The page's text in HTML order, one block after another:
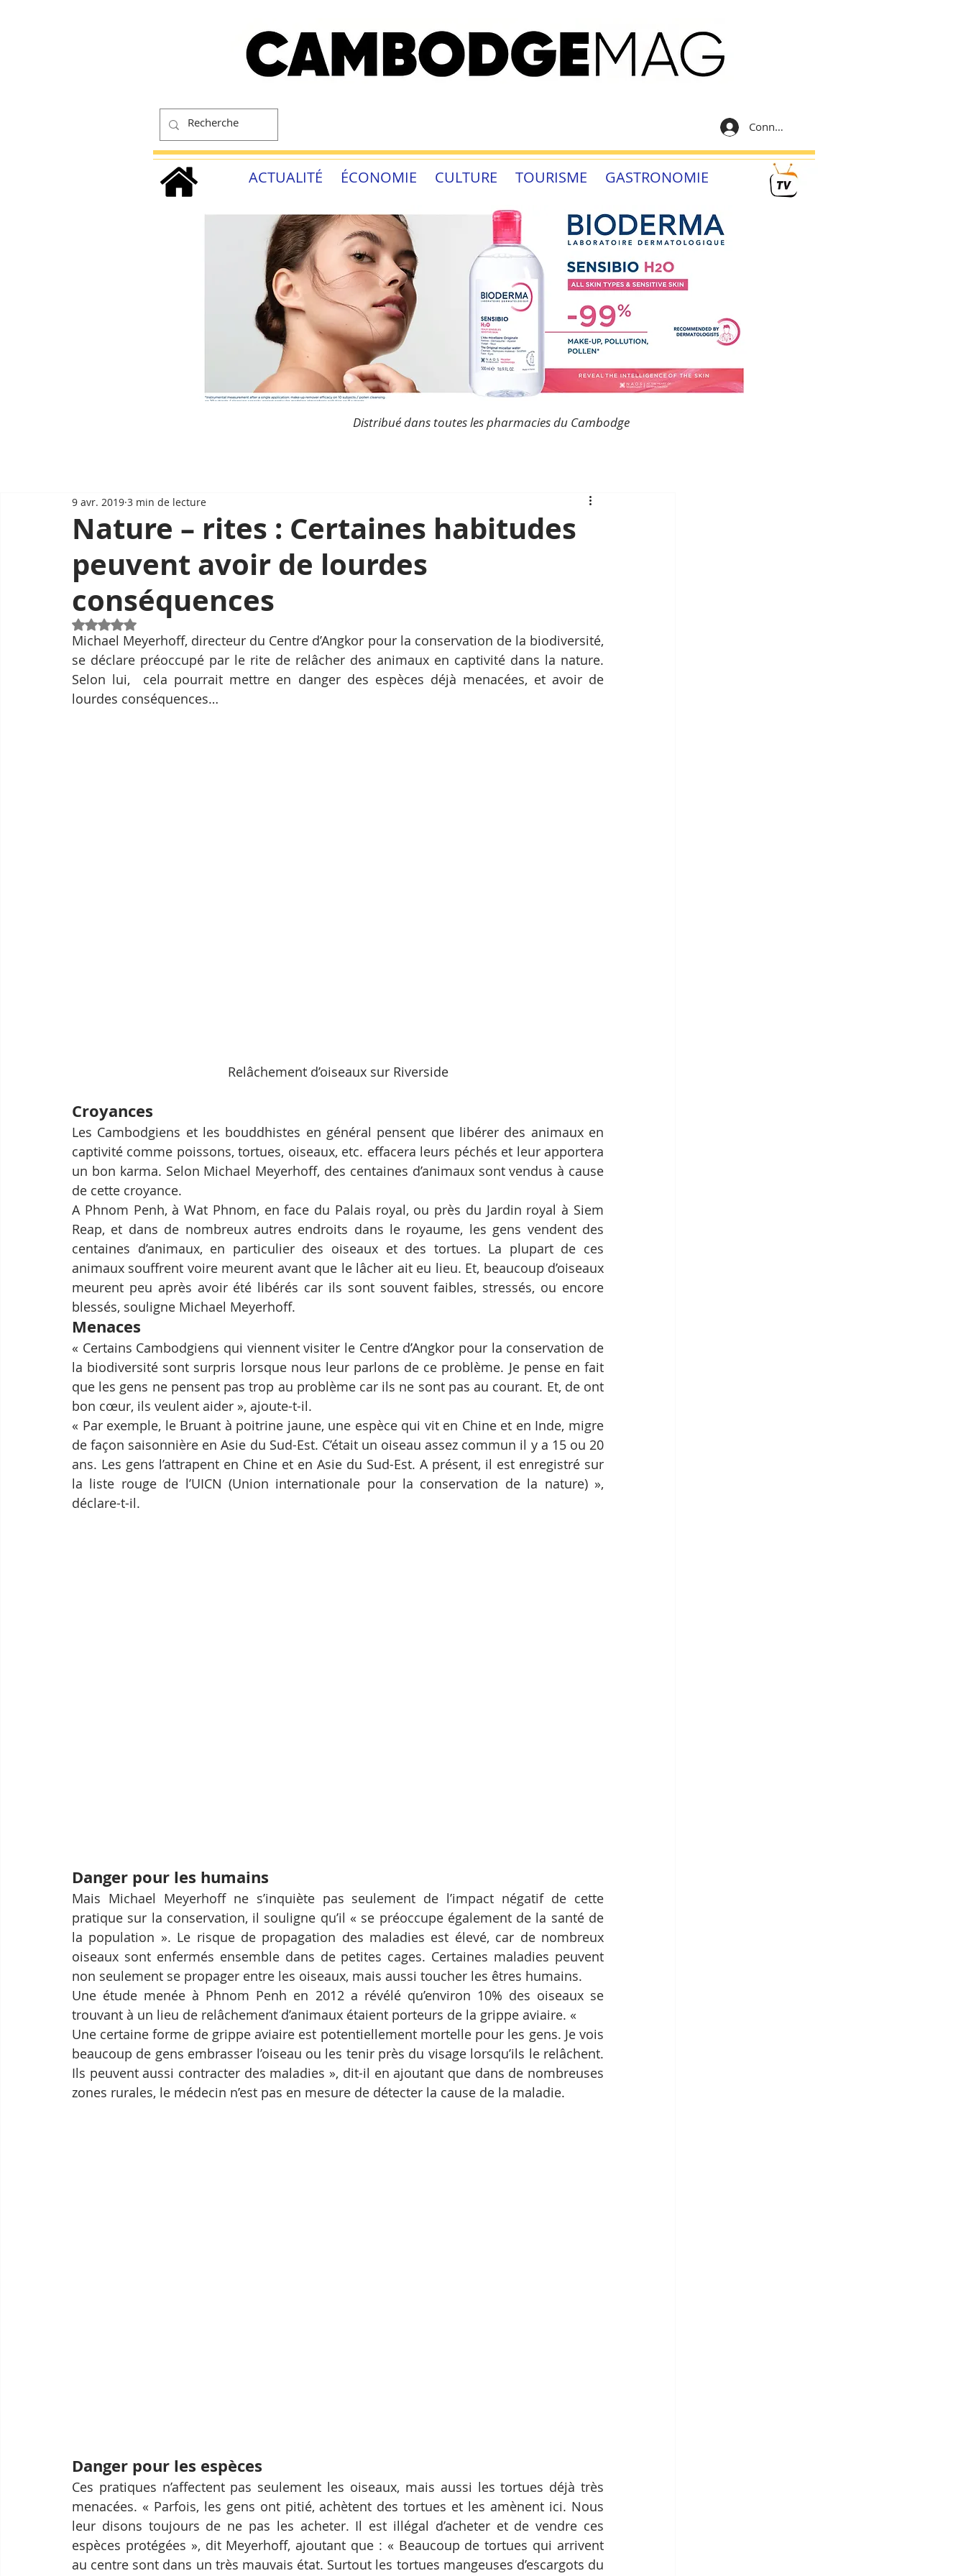
Connexion
ACTUALITÉ ÉCONOMIE CULTURE TOURISME GASTRONOMIE
Distribué dans toutes les pharmacies du Cambodge
Nature – rites : Certaines habitudes
peuvent avoir de lourdes
conséquences
9 avr. 2019 3 min de lecture
Noté NaN étoiles sur 5.
Michael Meyerhoff, directeur du Centre d’Angkor pour la conservation de la biodiversité,
se déclare préoccupé par le rite de relâcher des animaux en captivité dans la nature.
Selon lui,  cela pourrait mettre en danger des espèces déjà menacées, et avoir de
lourdes conséquences…
Relâchement d’oiseaux sur Riverside
Croyances
Les Cambodgiens et les bouddhistes en général pensent que libérer des animaux en
captivité comme poissons, tortues, oiseaux, etc. effacera leurs péchés et leur apportera
un bon karma. Selon Michael Meyerhoff, des centaines d’animaux sont vendus à cause
de cette croyance.
A Phnom Penh, à Wat Phnom, en face du Palais royal, ou près du Jardin royal à Siem
Reap, et dans de nombreux autres endroits dans le royaume, les gens vendent des
centaines d’animaux, en particulier des oiseaux et des tortues. La plupart de ces
animaux souffrent voire meurent avant que le lâcher ait eu lieu. Et, beaucoup d’oiseaux
meurent peu après avoir été libérés car ils sont souvent faibles, stressés, ou encore
blessés, souligne Michael Meyerhoff.
Menaces
« Certains Cambodgiens qui viennent visiter le Centre d’Angkor pour la conservation de
la biodiversité sont surpris lorsque nous leur parlons de ce problème. Je pense en fait
que les gens ne pensent pas trop au problème car ils ne sont pas au courant. Et, de ont
bon cœur, ils veulent aider », ajoute-t-il.
« Par exemple, le Bruant à poitrine jaune, une espèce qui vit en Chine et en Inde, migre
de façon saisonnière en Asie du Sud-Est. C’était un oiseau assez commun il y a 15 ou 20
ans. Les gens l’attrapent en Chine et en Asie du Sud-Est. A présent, il est enregistré sur
la liste rouge de l’UICN (Union internationale pour la conservation de la nature) »,
déclare-t-il.
Danger pour les humains
Mais Michael Meyerhoff ne s’inquiète pas seulement de l’impact négatif de cette
pratique sur la conservation, il souligne qu’il « se préoccupe également de la santé de
la population ». Le risque de propagation des maladies est élevé, car de nombreux
oiseaux sont enfermés ensemble dans de petites cages. Certaines maladies peuvent
non seulement se propager entre les oiseaux, mais aussi toucher les êtres humains.
Une étude menée à Phnom Penh en 2012 a révélé qu’environ 10% des oiseaux se
trouvant à un lieu de relâchement d’animaux étaient porteurs de la grippe aviaire. «
Une certaine forme de grippe aviaire est potentiellement mortelle pour les gens. Je vois
beaucoup de gens embrasser l’oiseau ou les tenir près du visage lorsqu’ils le relâchent.
Ils peuvent aussi contracter des maladies », dit-il en ajoutant que dans de nombreuses
zones rurales, le médecin n’est pas en mesure de détecter la cause de la maladie.
Danger pour les espèces
Ces pratiques n’affectent pas seulement les oiseaux, mais aussi les tortues déjà très
menacées. « Parfois, les gens ont pitié, achètent des tortues et les amènent ici. Nous
leur disons toujours de ne pas les acheter. Il est illégal d’acheter et de vendre ces
espèces protégées », dit Meyerhoff, ajoutant que : « Beaucoup de tortues qui arrivent
au centre sont dans un très mauvais état. Surtout les tortues mangeuses d’escargots du